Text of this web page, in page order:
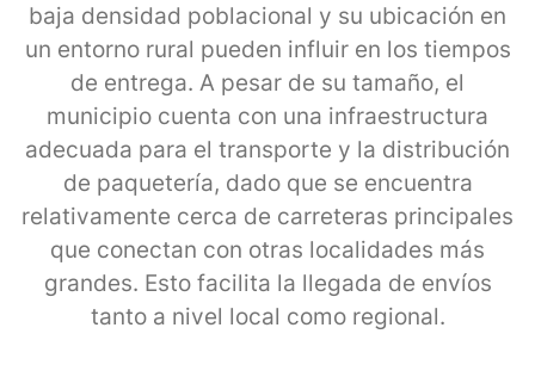
baja densidad poblacional y su ubicación en
un entorno rural pueden influir en los tiempos
de entrega. A pesar de su tamaño, el
municipio cuenta con una infraestructura
adecuada para el transporte y la distribución
de paquetería, dado que se encuentra
relativamente cerca de carreteras principales
que conectan con otras localidades más
grandes. Esto facilita la llegada de envíos
tanto a nivel local como regional.